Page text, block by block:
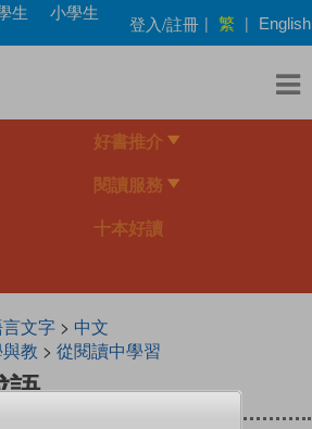
生
小學生
登入/註冊 | 繁 | English
好書推介
閱讀服務
十本好讀
文字> 中文
教 > 從閱讀中學習
語